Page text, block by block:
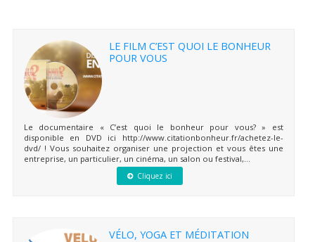
LE FILM C’EST QUOI LE BONHEUR
POUR VOUS
Le documentaire « C’est quoi le bonheur pour vous? » est
disponible en DVD ici http://www.citationbonheur.fr/achetez-le-
dvd/ ! Vous souhaitez organiser une projection et vous êtes une
entreprise, un particulier, un cinéma, un salon ou festival,...
Cliquez ici
VÉLO, YOGA ET MÉDITATION